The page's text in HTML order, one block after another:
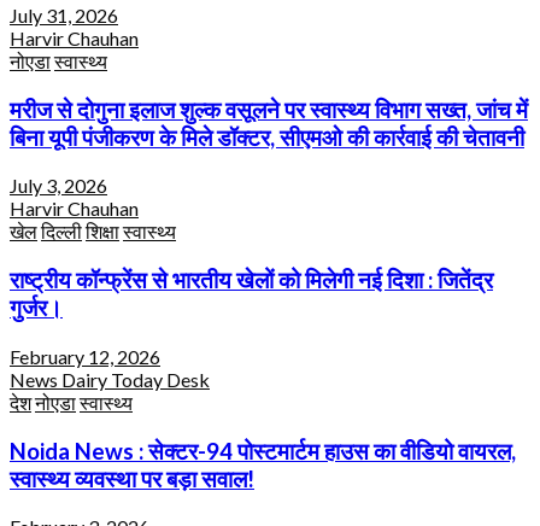
July 31, 2026
Harvir Chauhan
नोएडास्वास्थ्य
मरीज से दोगुना इलाज शुल्क वसूलने पर स्वास्थ्य विभाग सख्त, जांच में
बिना यूपी पंजीकरण के मिले डॉक्टर, सीएमओ की कार्रवाई की चेतावनी
July 3, 2026
Harvir Chauhan
खेलदिल्लीशिक्षास्वास्थ्य
राष्ट्रीय कॉन्फ्रेंस से भारतीय खेलों को मिलेगी नई दिशा : जितेंद्र
गुर्जर।
February 12, 2026
News Dairy Today Desk
देशनोएडास्वास्थ्य
Noida News : सेक्टर-94 पोस्टमार्टम हाउस का वीडियो वायरल,
स्वास्थ्य व्यवस्था पर बड़ा सवाल!